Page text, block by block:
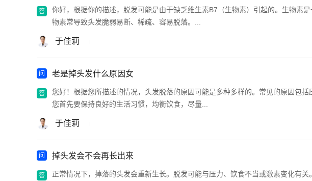
你好，根据你的描述，脱发可能是由于缺乏维生素B7（生物素）引起的。生物素
物素常导致头发脆弱易断、稀疏、容易脱落。...
于佳莉
老是掉头发什么原因女
您好！根据您所描述的情况，头发脱落的原因可能是多种多样的。常见的原因包
您首先要保持良好的生活习惯，均衡饮食，尽量...
于佳莉
掉头发会不会再长出来
正常情况下，掉落的头发会重新生长。脱发可能与压力、饮食不当或激素变化有